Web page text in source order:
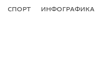
СПОРТ ИНФОГРАФИКА